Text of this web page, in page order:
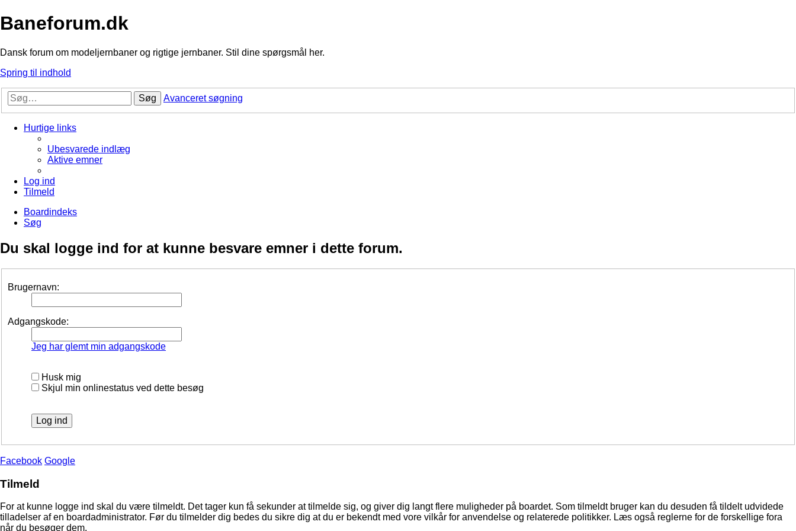
Baneforum.dk
Dansk forum om modeljernbaner og rigtige jernbaner. Stil dine spørgsmål her.
Spring til indhold
Søg Avanceret søgning
Hurtige links
Ubesvarede indlæg
Aktive emner
Log ind
Tilmeld
Boardindeks
Søg
Du skal logge ind for at kunne besvare emner i dette forum.
Brugernavn:
Adgangskode:
Jeg har glemt min adgangskode
Husk mig
Skjul min onlinestatus ved dette besøg
Facebook Google
Tilmeld
For at kunne logge ind skal du være tilmeldt. Det tager kun få sekunder at tilmelde sig, og giver dig langt flere muligheder på boardet. Som tilmeldt bruger kan du desuden få tildelt udvidede
tilladelser af en boardadministrator. Før du tilmelder dig bedes du sikre dig at du er bekendt med vore vilkår for anvendelse og relaterede politikker. Læs også reglerne for de forskellige fora
når du besøger dem.